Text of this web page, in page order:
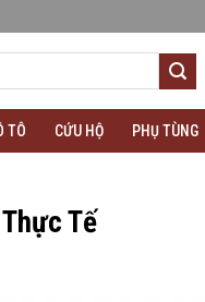
TÔ CỨU HỘ PHỤ TÙNG
Tế